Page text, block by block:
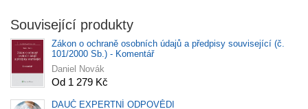
Související produkty
Zákon o ochraně osobních údajů a předpisy související (č.
101/2000 Sb.) - Komentář
Daniel Novák
Od 1 279 Kč
DAUČ EXPERTNÍ ODPOVĚDI